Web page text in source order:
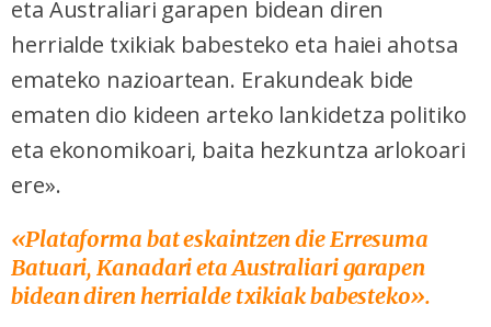
eta Australiari garapen bidean diren
herrialde txikiak babesteko eta haiei ahotsa
emateko nazioartean. Erakundeak bide
ematen dio kideen arteko lankidetza politiko
eta ekonomikoari, baita hezkuntza arlokoari
ere».
«Plataforma bat eskaintzen die Erresuma
Batuari, Kanadari eta Australiari garapen
bidean diren herrialde txikiak babesteko».